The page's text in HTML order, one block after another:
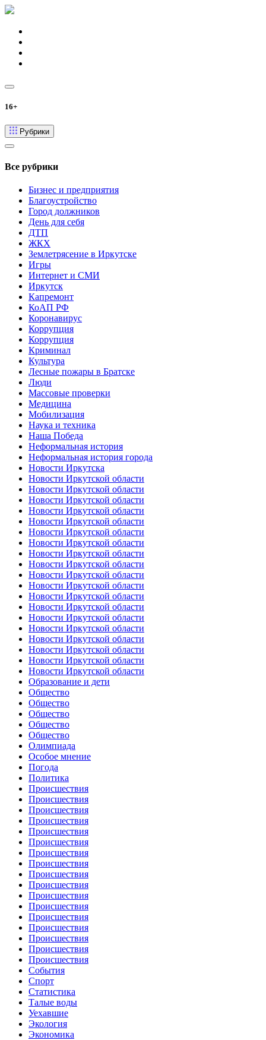
16+
Рубрики
Все рубрики
Бизнес и предприятия
Благоустройство
Город должников
День для себя
ДТП
ЖКХ
Землетрясение в Иркутске
Игры
Интернет и СМИ
Иркутск
Капремонт
КоАП РФ
Коронавирус
Коррупция
Коррупция
Криминал
Культура
Лесные пожары в Братске
Люди
Массовые проверки
Медицина
Мобилизация
Наука и техника
Наша Победа
Неформальная история
Неформальная история города
Новости Иркутска
Новости Иркутской области
Новости Иркутской области
Новости Иркутской области
Новости Иркутской области
Новости Иркутской области
Новости Иркутской области
Новости Иркутской области
Новости Иркутской области
Новости Иркутской области
Новости Иркутской области
Новости Иркутской области
Новости Иркутской области
Новости Иркутской области
Новости Иркутской области
Новости Иркутской области
Новости Иркутской области
Новости Иркутской области
Новости Иркутской области
Новости Иркутской области
Образование и дети
Общество
Общество
Общество
Общество
Общество
Олимпиада
Особое мнение
Погода
Политика
Происшествия
Происшествия
Происшествия
Происшествия
Происшествия
Происшествия
Происшествия
Происшествия
Происшествия
Происшествия
Происшествия
Происшествия
Происшествия
Происшествия
Происшествия
Происшествия
Происшествия
События
Спорт
Статистика
Талые воды
Уехавшие
Экология
Экономика